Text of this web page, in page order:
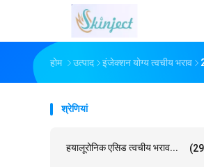
होम उत्पाद इंजेक्शन योग्य त्वचीय भराव
श्रेणियां
हयालूरोनिक एसिड त्वचीय भराव...